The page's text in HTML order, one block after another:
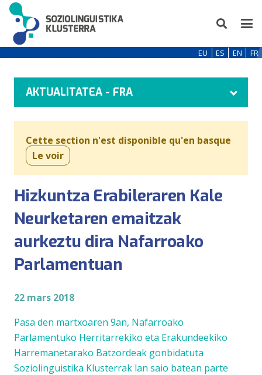
EU ES EN FR
AKTUALITATEA - FRA
Cette section n'est disponible qu'en basque
Le voir
Hizkuntza Erabileraren Kale
Neurketaren emaitzak
aurkeztu dira Nafarroako
Parlamentuan
22 mars 2018
Pasa den martxoaren 9an, Nafarroako
Parlamentuko Herritarrekiko eta Erakundeekiko
Harremanetarako Batzordeak gonbidatuta
Soziolinguistika Klusterrak lan saio batean parte